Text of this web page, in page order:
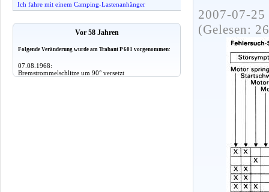
Ich fahre mit einem Camping-Lastenanhänger
Vor 58 Jahren
Folgende Veränderung wurde am Trabant P 601 vorgenommen:
07.08.1968:
Bremstrommelschlitze um 90° versetzt
2007-07-
(Gelesen: